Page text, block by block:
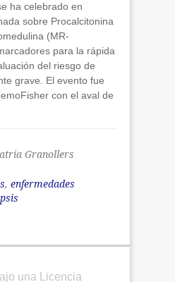
ha celebrado en
sobre Procalcitonina
(MR-
para la rápida
del riesgo de
grave. El evento fue
con el aval de
Granollers
, enfermedades
una Licencia